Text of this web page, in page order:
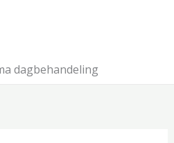
dagbehandeling